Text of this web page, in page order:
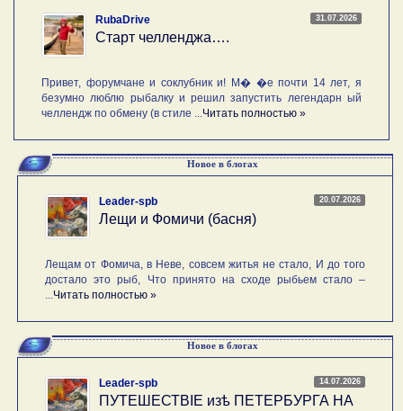
31.07.2026
RubaDrive
Старт челленджа….
Привет, форумчане и соклубник и! М� �е почти 14 лет, я
безумно люблю рыбалку и решил запустить легендарн ый
челлендж по обмену (в стиле ... Читать полностью »
Новое в блогах
20.07.2026
Leader-spb
Лещи и Фомичи (басня)
Лещам от Фомича, в Неве, совсем житья не стало, И до того
достало это рыб, Что принято на сходе рыбьем стало –
Читать полностью »
Новое в блогах
14.07.2026
Leader-spb
ПУТЕШЕСТВIE изѣ ПЕТЕРБУРГА НА